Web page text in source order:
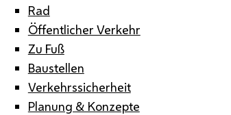
Rad
Öffentlicher Verkehr
Zu Fuß
Baustellen
Verkehrssicherheit
Planung & Konzepte